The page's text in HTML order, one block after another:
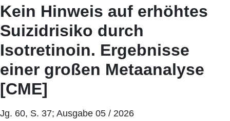
Kein Hinweis auf erhöhtes
Suizidrisiko durch
Isotretinoin. Ergebnisse
einer großen Metaanalyse
[CME]
Jg. 60, S. 37; Ausgabe 05 / 2026